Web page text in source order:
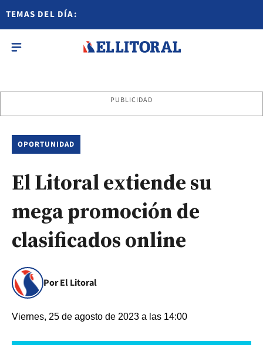
TEMAS DEL DÍA:
PUBLICIDAD
OPORTUNIDAD
El Litoral extiende su
mega promoción de
clasificados online
Por El Litoral
Viernes, 25 de agosto de 2023 a las 14:00